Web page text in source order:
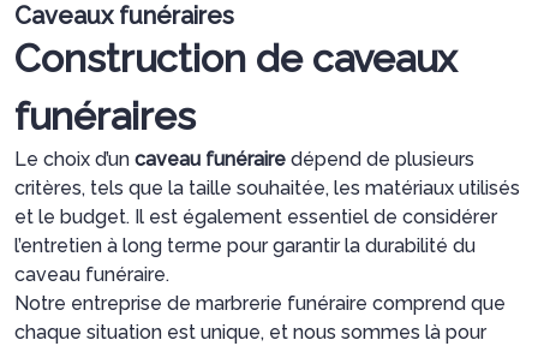
Caveaux funéraires
Construction de caveaux
funéraires
Le choix d’un caveau funéraire dépend de plusieurs
critères, tels que la taille souhaitée, les matériaux utilisés
et le budget. Il est également essentiel de considérer
l’entretien à long terme pour garantir la durabilité du
caveau funéraire.
Notre entreprise de marbrerie funéraire comprend que
chaque situation est unique, et nous sommes là pour